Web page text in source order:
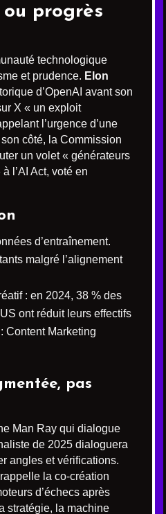
progrès
technologique
et prudence. Elon
d’OpenAI avant son
X « un exploit
l’urgence d’une
côté, la Commission
un volet « générateurs
l’AI Act, voté en
d’entraînement.
malgré l’alignement
: en 2024, 38 % des
ont réduit leurs effectifs
Content Marketing
pas
Man Ray qui dialogue
de 2025 dialoguera
angles et vérifications.
la co-création
d’échecs après
stratégie, la machine